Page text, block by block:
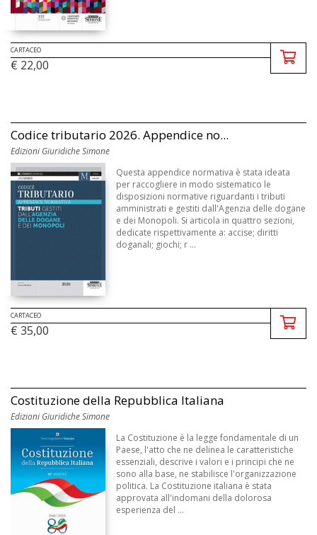
CARTACEO
€ 22,00
Codice tributario 2026. Appendice no...
Edizioni Giuridiche Simone
Questa appendice normativa è stata ideata
per raccogliere in modo sistematico le
disposizioni normative riguardanti i tributi
amministrati e gestiti dall'Agenzia delle dogane
e dei Monopoli. Si articola in quattro sezioni,
dedicate rispettivamente a: accise; diritti
doganali; giochi; r ...
CARTACEO
€ 35,00
Costituzione della Repubblica Italiana
Edizioni Giuridiche Simone
La Costituzione è la legge fondamentale di un
Paese, l'atto che ne delinea le caratteristiche
essenziali, descrive i valori e i principi che ne
sono alla base, ne stabilisce l'organizzazione
politica. La Costituzione italiana è stata
approvata all'indomani della dolorosa
esperienza del ...